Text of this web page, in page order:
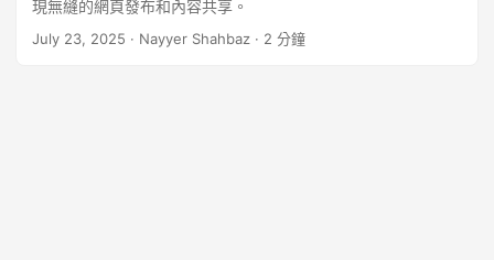
現無縫的網頁發布和內容共享。
July 23, 2025 · Nayyer Shahbaz · 2 分鐘